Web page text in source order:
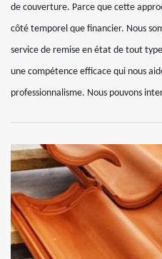
de couverture. Parce que cette
côté temporel que financier. Nous
service de remise en état de tout
une compétence efficace qui nous
professionnalisme. Nous pouvons